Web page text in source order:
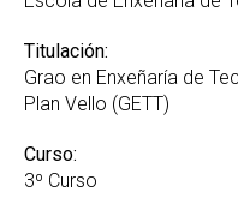
Titulación:
Grao en Enxeñaría de
Plan Vello (GETT)
Curso:
3º Curso